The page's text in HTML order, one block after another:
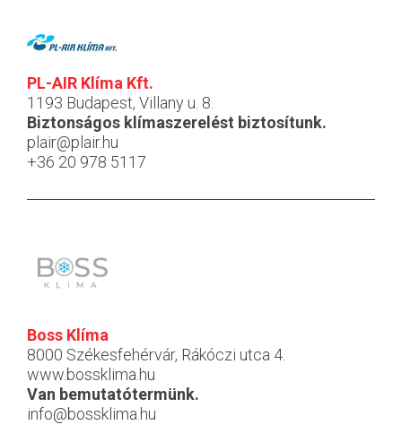
PL-AIR Klíma Kft.
1193 Budapest, Villany u. 8.
Biztonságos klímaszerelést biztosítunk.
plair@plair.hu
+36 20 978 5117
Boss Klíma
8000 Székesfehérvár, Rákóczi utca 4.
www.bossklima.hu
Van bemutatótermünk.
info@bossklima.hu